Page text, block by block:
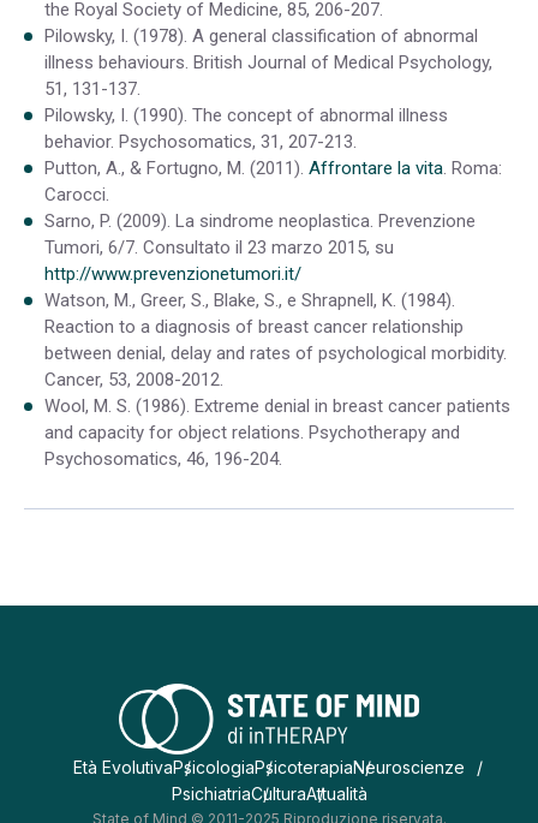
the Royal Society of Medicine, 85, 206-207.
Pilowsky, I. (1978). A general classification of abnormal
illness behaviours. British Journal of Medical Psychology,
51, 131-137.
Pilowsky, I. (1990). The concept of abnormal illness
behavior. Psychosomatics, 31, 207-213.
Putton, A., & Fortugno, M. (2011). Affrontare la vita. Roma:
Carocci.
Sarno, P. (2009). La sindrome neoplastica. Prevenzione
Tumori, 6/7. Consultato il 23 marzo 2015, su
http://www.prevenzionetumori.it/
Watson, M., Greer, S., Blake, S., e Shrapnell, K. (1984).
Reaction to a diagnosis of breast cancer relationship
between denial, delay and rates of psychological morbidity.
Cancer, 53, 2008-2012.
Wool, M. S. (1986). Extreme denial in breast cancer patients
and capacity for object relations. Psychotherapy and
Psychosomatics, 46, 196-204.
Età EvolutivaPsicologiaPsicoterapiaNeuroscienze
PsichiatriaCulturaAttualità
State of Mind © 2011-2025 Riproduzione riservata.